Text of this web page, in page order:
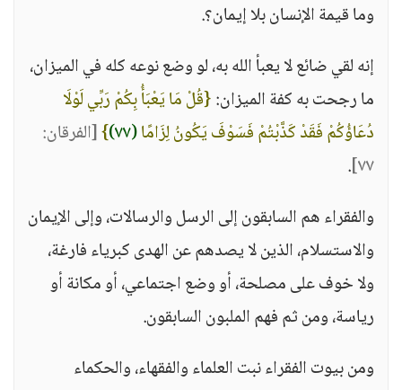
وما قيمة الإنسان بلا إيمان؟.
إنه لقي ضائع لا يعبأ الله به، لو وضع نوعه كله في الميزان،
ما رجحت به كفة الميزان:{قُلْ مَا يَعْبَأُ بِكُمْ رَبِّي لَوْلَا
دُعَاؤُكُمْ فَقَدْ كَذَّبْتُمْ فَسَوْفَ يَكُونُ لِزَامًا(٧٧) }[الفرقان:
٧٧] .
والفقراء هم السابقون إلى الرسل والرسالات، وإلى الإيمان
والاستسلام، الذين لا يصدهم عن الهدى كبرياء فارغة،
ولا خوف على مصلحة، أو وضع اجتماعي، أو مكانة أو
رياسة، ومن ثم فهم الملبون السابقون.
ومن بيوت الفقراء نبت العلماء والفقهاء، والحكماء